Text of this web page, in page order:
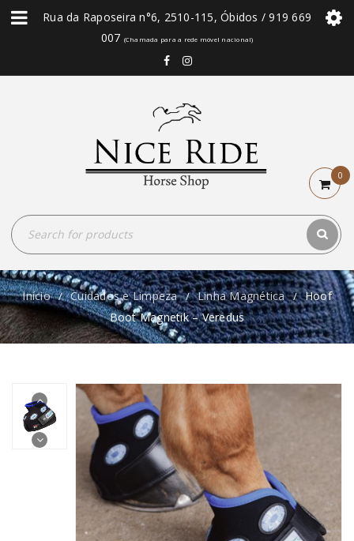
Rua da Raposeira n°6, 2510-115, Óbidos / 919 669
007 (Chamada para a rede móvel nacional)
0
Início / Cuidados e Limpeza / Linha Magnética / Hoof
Boot Magnetik – Veredus